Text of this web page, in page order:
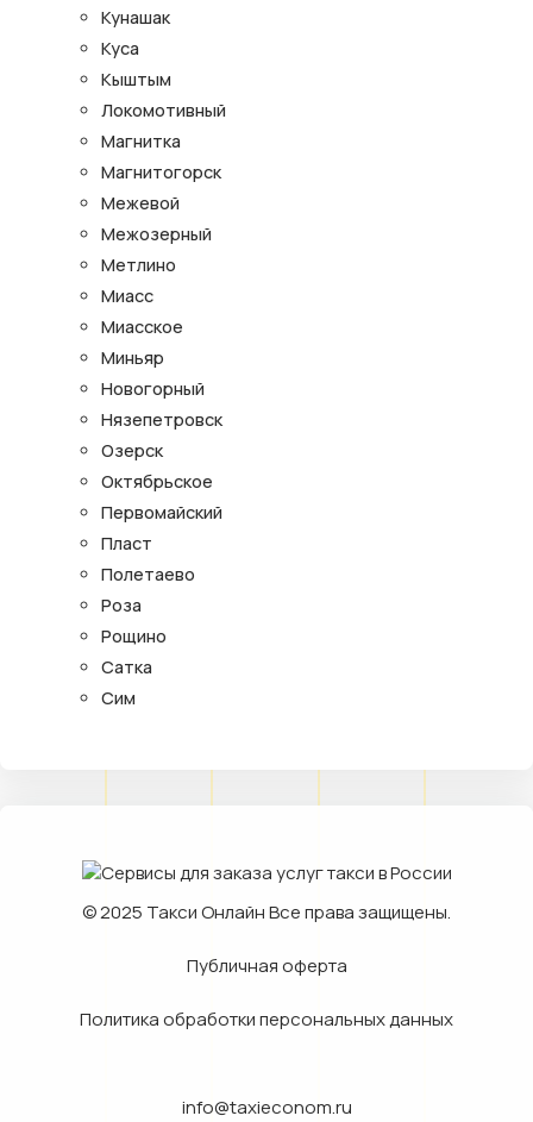
Кунашак
Куса
Кыштым
Локомотивный
Магнитка
Магнитогорск
Межевой
Межозерный
Метлино
Миасс
Миасское
Миньяр
Новогорный
Нязепетровск
Озерск
Октябрьское
Первомайский
Пласт
Полетаево
Роза
Рощино
Сатка
Сим
© 2025 Такси ОнлайнВсе права защищены.
Публичная оферта
Политика обработки персональных данных
info@taxieconom.ru